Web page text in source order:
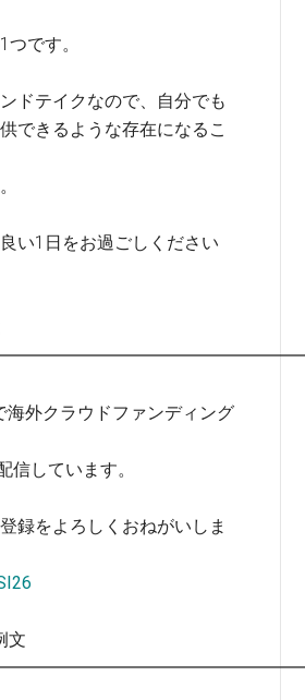
です。
ドテイクなので、自分でも
できるような存在になるこ
い1日をお過ごしください
海外クラウドファンディング
信しています。
録をよろしくおねがいしま
文